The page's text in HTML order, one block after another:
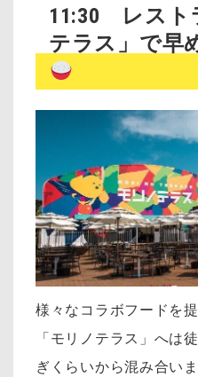
11:30 レスト
テラス」で早
様々なコラボフードを
「モリノテラス」へは
ぎくらいから混み合い